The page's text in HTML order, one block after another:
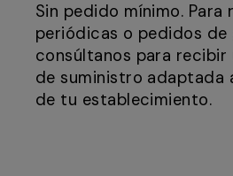
Sin pedido mínimo. Para
periódicas o pedidos de
consúltanos para recibir
de suministro adaptada
de tu establecimiento.